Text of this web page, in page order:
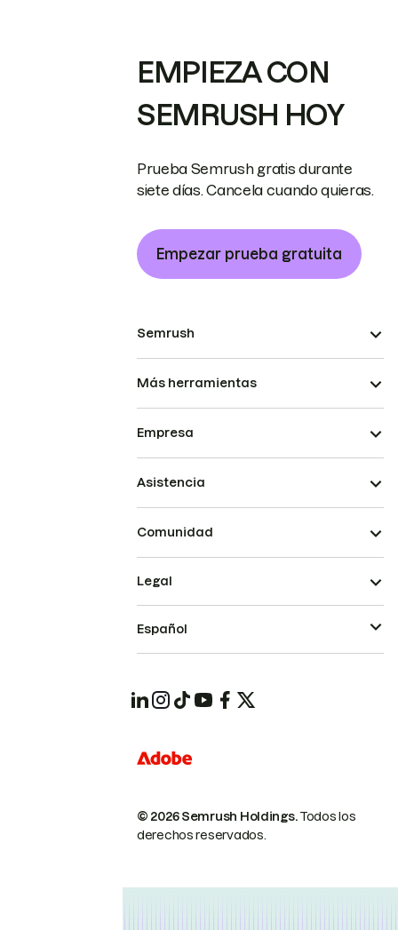
EMPIEZA CON
SEMRUSH HOY
Prueba Semrush gratis durante
siete días. Cancela cuando quieras.
Empezar prueba gratuita
Semrush
Más herramientas
Empresa
Asistencia
Comunidad
© 2026 Semrush Holdings.Todos los
derechos reservados.
Legal
Español